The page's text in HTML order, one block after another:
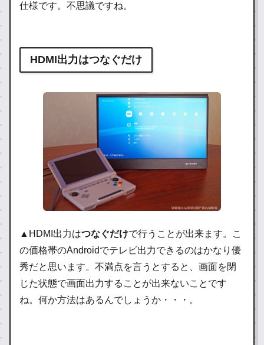
仕様です。不思議ですね。
HDMI出力はつなぐだけ
▲HDMI出力はつなぐだけで行うことが出来ます。こ
の価格帯のAndroidでテレビ出力できるのはかなり優
秀だと思います。不満点を言うとすると、画面を閉
じた状態で画面出力することが出来ないことです
ね。何か方法はあるんでしょうか・・・。